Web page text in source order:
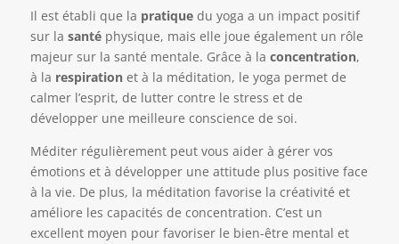
Il est établi que la pratiquedu yoga a un impact positif
sur la santéphysique, mais elle joue également un rôle
majeur sur la santé mentale. Grâce à la concentration,
à la respiration et à la méditation, le yoga permet de
calmer l’esprit, de lutter contre le stress et de
développer une meilleure conscience de soi.
Méditer régulièrement peut vous aider à gérer vos
émotions et à développer une attitude plus positive face
à la vie. De plus, la méditation favorise la créativité et
améliore les capacités de concentration. C’est un
excellent moyen pour favoriser le bien-être mental et